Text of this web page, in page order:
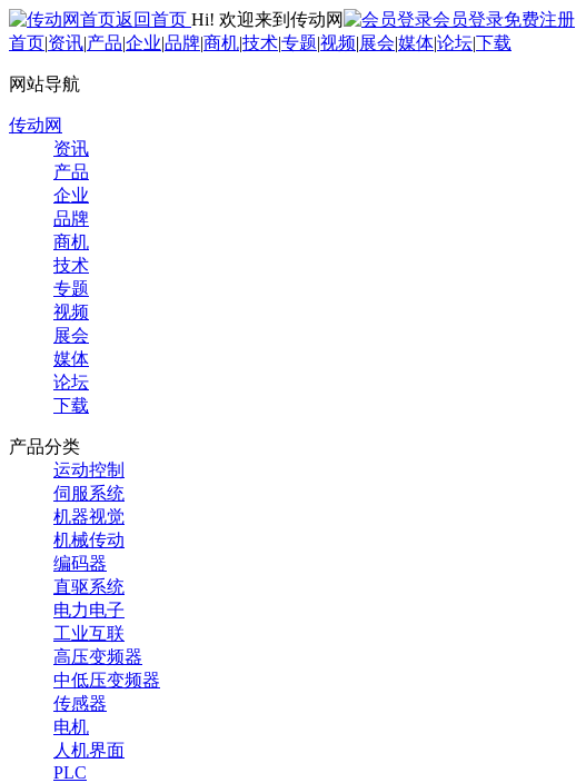
返回首页 Hi! 欢迎来到传动网 会员登录免费注册
首页|资讯|产品|企业|品牌|商机|技术|专题|视频|展会|媒体|论坛|下载
网站导航
传动网
资讯
产品
企业
品牌
商机
技术
专题
视频
展会
媒体
论坛
下载
产品分类
运动控制
伺服系统
机器视觉
机械传动
编码器
直驱系统
电力电子
工业互联
高压变频器
中低压变频器
传感器
电机
人机界面
PLC